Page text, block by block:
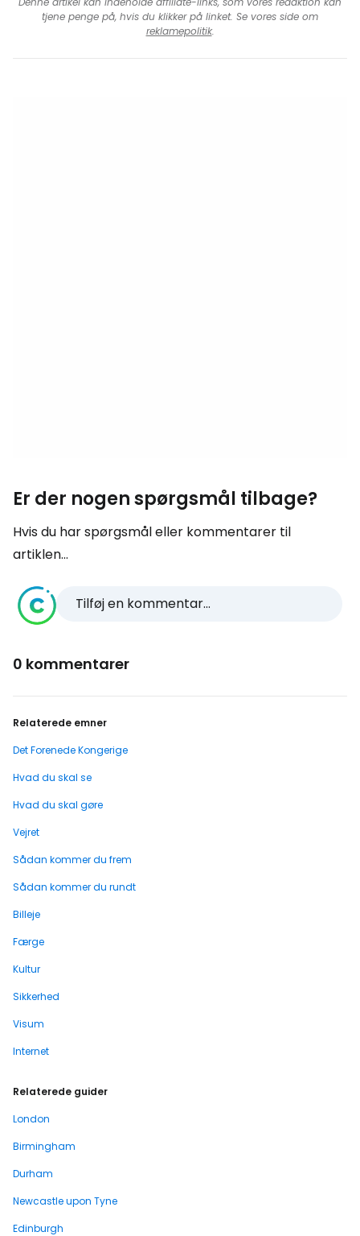
tjene penge på, hvis du klikker på linket. Se vores side om
reklamepolitik.
Er der nogen spørgsmål tilbage?
Hvis du har spørgsmål eller kommentarer til
artiklen...
Tilføj en kommentar...
0 kommentarer
Relaterede emner
Det Forenede Kongerige
Hvad du skal se
Hvad du skal gøre
Vejret
Sådan kommer du frem
Sådan kommer du rundt
Billeje
Færge
Kultur
Sikkerhed
Visum
Internet
Relaterede guider
London
Birmingham
Durham
Newcastle upon Tyne
Edinburgh